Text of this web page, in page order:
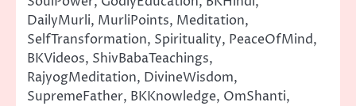
DailyMurli, MurliPoints, Meditation,
SelfTransformation, Spirituality, PeaceOfMind,
BKVideos, ShivBabaTeachings,
RajyogMeditation, DivineWisdom,
SupremeFather, BKKnowledge, OmShanti,